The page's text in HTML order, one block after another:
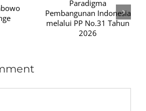
Legalisasi
Korupsi di
Indonesia,